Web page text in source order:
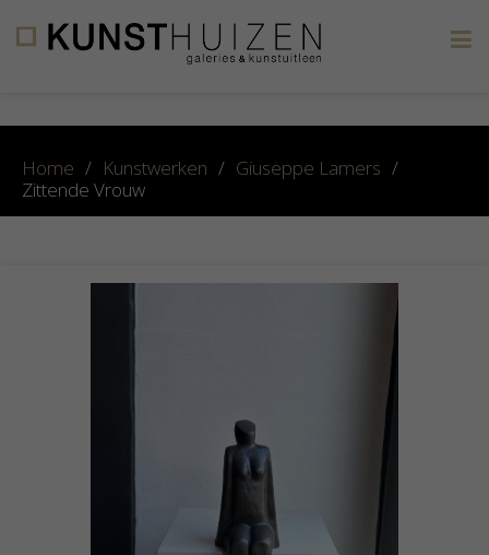
Home / Kunstwerken / Giuseppe Lamers /
Zittende Vrouw